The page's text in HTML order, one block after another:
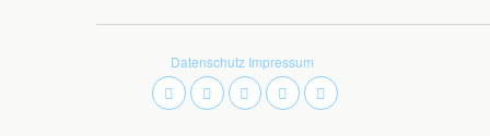
Datenschutz Impressum